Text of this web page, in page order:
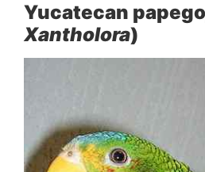
Yucatecan
Xantholora)